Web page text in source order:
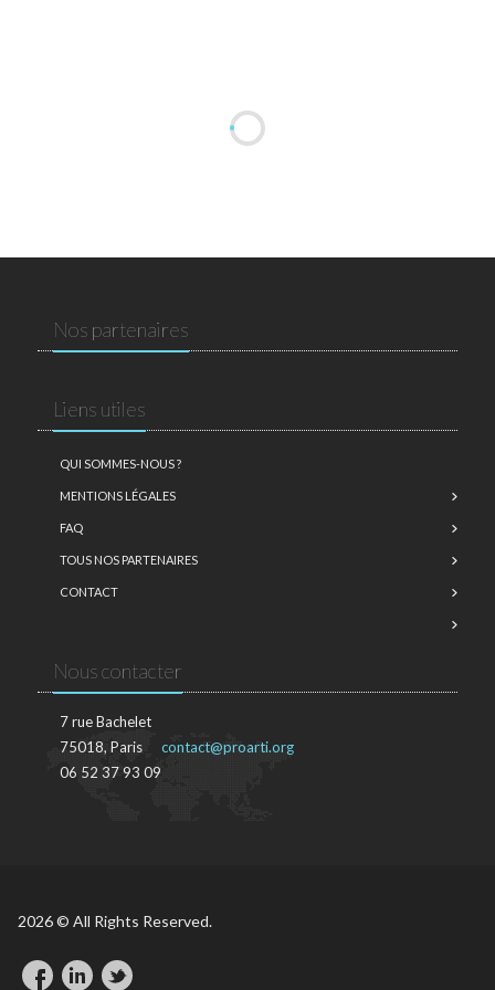
Nos partenaires
Liens utiles
QUI SOMMES-NOUS ?
MENTIONS LÉGALES
FAQ
TOUS NOS PARTENAIRES
CONTACT
Nous contacter
7 rue Bachelet
75018, Paris
06 52 37 93 09
contact@proarti.org
2026 © All Rights Reserved.